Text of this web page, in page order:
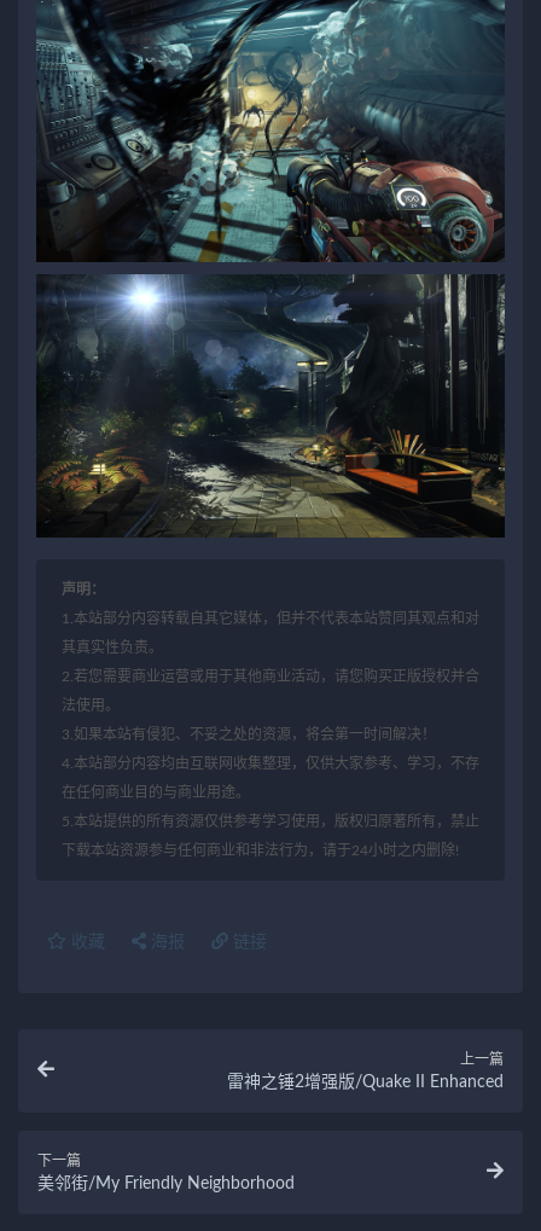
声明：
1.本站部分内容转载自其它媒体，但并不代表本站赞同其观点和对
其真实性负责。
2.若您需要商业运营或用于其他商业活动，请您购买正版授权并合
法使用。
3.如果本站有侵犯、不妥之处的资源，将会第一时间解决！
4.本站部分内容均由互联网收集整理，仅供大家参考、学习，不存
在任何商业目的与商业用途。
5.本站提供的所有资源仅供参考学习使用，版权归原著所有，禁止
下载本站资源参与任何商业和非法行为，请于24小时之内删除!
收藏 海报 链接
上一篇
雷神之锤2增强版/Quake II Enhanced
下一篇
美邻街/My Friendly Neighborhood